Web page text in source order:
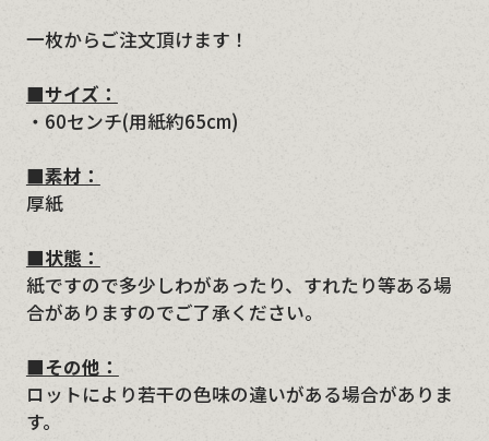
一枚からご注文頂けます！
■サイズ：
・60センチ(用紙約65cm)
■素材：
厚紙
■状態：
紙ですので多少しわがあったり、すれたり等ある場
合がありますのでご了承ください。
■その他：
ロットにより若干の色味の違いがある場合がありま
す。